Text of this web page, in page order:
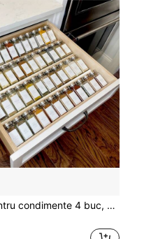
Suport pentru condimente 4 buc, organizator stivuibil pentru borcane acrilice, depozitare sertare cu mai multe straturi, pentru dulap de bucătărie, sertar, raft, organizator și depozitare de bucătărie, accesoriu de bucătărie